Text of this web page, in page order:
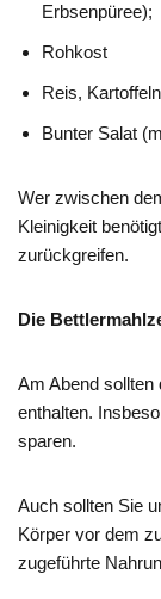
Erbsenpüree);
Rohkost
Reis,
Bunter Salat
Wer zwischen
Kleinigkeit
zurückgreifen.
Die
Am Abend sollten
enthalten.
sparen.
Auch sollten Sie
Körper vor dem
zugeführte